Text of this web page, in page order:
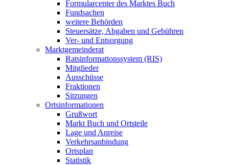
Formularcenter des Marktes Buch
Fundsachen
weitere Behörden
Steuersätze, Abgaben und Gebühren
Ver- und Entsorgung
Marktgemeinderat
Ratsinformationssystem (RIS)
Mitglieder
Ausschüsse
Fraktionen
Sitzungen
Ortsinformationen
Grußwort
Markt Buch und Ortsteile
Lage und Anreise
Verkehrsanbindung
Ortsplan
Statistik